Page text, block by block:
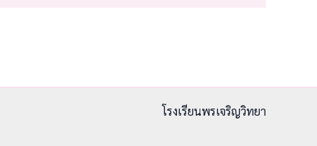
โรงเรียนพรเจริญวิทยา